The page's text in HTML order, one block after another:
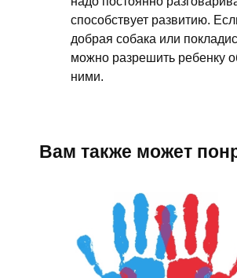
способствует развитию.
добрая собака или
можно разрешить ребенку
ними.
Вам также может